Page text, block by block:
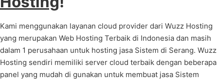
Kami menggunakan layanan cloud provider dari Wuzz Hosting
yang merupakan Web Hosting Terbaik di Indonesia dan masih
dalam 1 perusahaan untuk hosting jasa Sistem di Serang. Wuzz
Hosting sendiri memiliki server cloud terbaik dengan beberapa
panel yang mudah di gunakan untuk membuat jasa Sistem